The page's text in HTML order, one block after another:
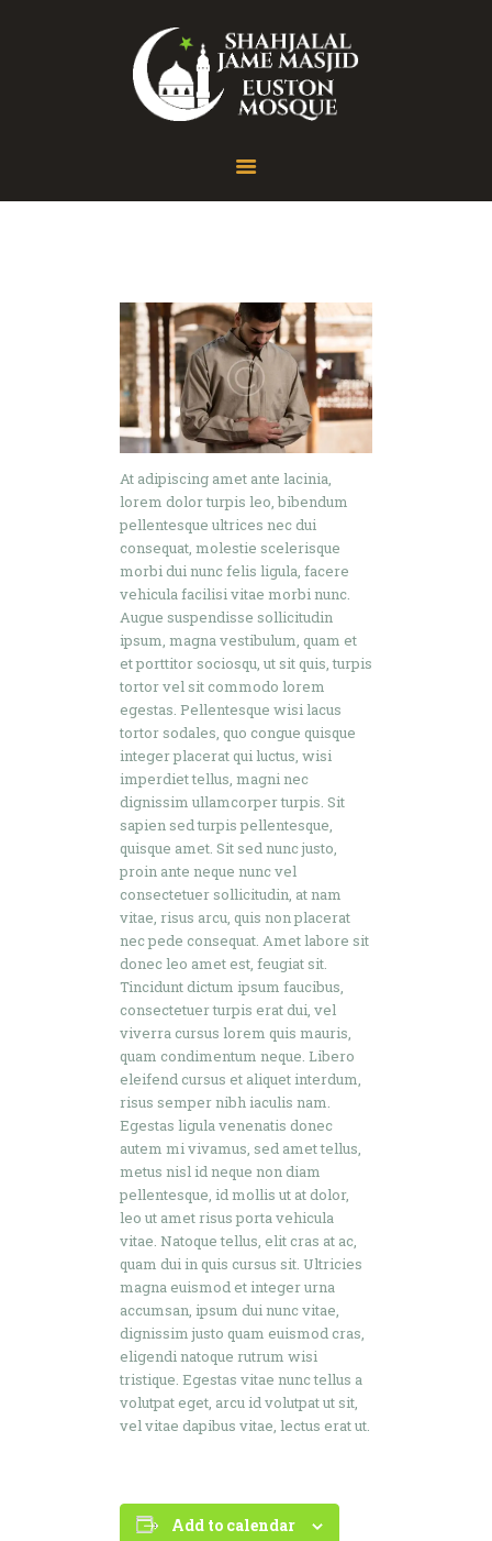
Home
At adipiscing amet ante lacinia,
lorem dolor turpis leo, bibendum
pellentesque ultrices nec dui
consequat, molestie scelerisque
morbi dui nunc felis ligula, facere
vehicula facilisi vitae morbi nunc.
Augue suspendisse sollicitudin
ipsum, magna vestibulum, quam et
et porttitor sociosqu, ut sit quis, turpis
tortor vel sit commodo lorem
egestas. Pellentesque wisi lacus
tortor sodales, quo congue quisque
integer placerat qui luctus, wisi
imperdiet tellus, magni nec
dignissim ullamcorper turpis. Sit
sapien sed turpis pellentesque,
quisque amet. Sit sed nunc justo,
proin ante neque nunc vel
consectetuer sollicitudin, at nam
vitae, risus arcu, quis non placerat
nec pede consequat. Amet labore sit
donec leo amet est, feugiat sit.
Tincidunt dictum ipsum faucibus,
consectetuer turpis erat dui, vel
viverra cursus lorem quis mauris,
quam condimentum neque. Libero
eleifend cursus et aliquet interdum,
risus semper nibh iaculis nam.
Egestas ligula venenatis donec
autem mi vivamus, sed amet tellus,
metus nisl id neque non diam
pellentesque, id mollis ut at dolor,
leo ut amet risus porta vehicula
vitae. Natoque tellus, elit cras at ac,
quam dui in quis cursus sit. Ultricies
magna euismod et integer urna
accumsan, ipsum dui nunc vitae,
dignissim justo quam euismod cras,
eligendi natoque rutrum wisi
tristique. Egestas vitae nunc tellus a
volutpat eget, arcu id volutpat ut sit,
vel vitae dapibus vitae, lectus erat ut.
Add to calendar